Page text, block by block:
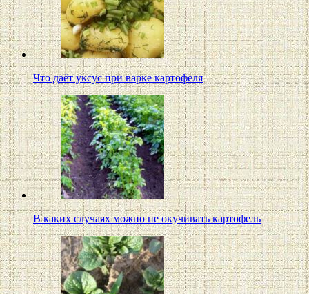
Что даёт уксус при варке картофеля
В каких случаях можно не окучивать картофель